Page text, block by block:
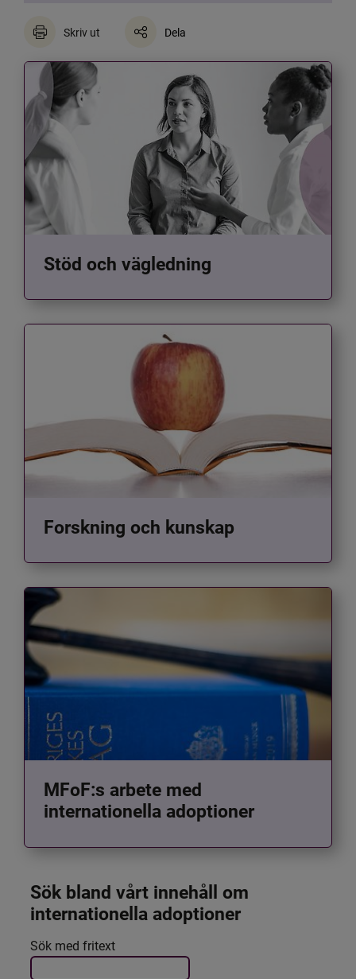
Skriv ut Dela
Stöd och vägledning
Forskning och kunskap
MFoF:s arbete med
internationella adoptioner
Sök bland vårt innehåll om
internationella adoptioner
Filtrera resultatet
Det här formuläret postas automatiskt
Sök med fritext